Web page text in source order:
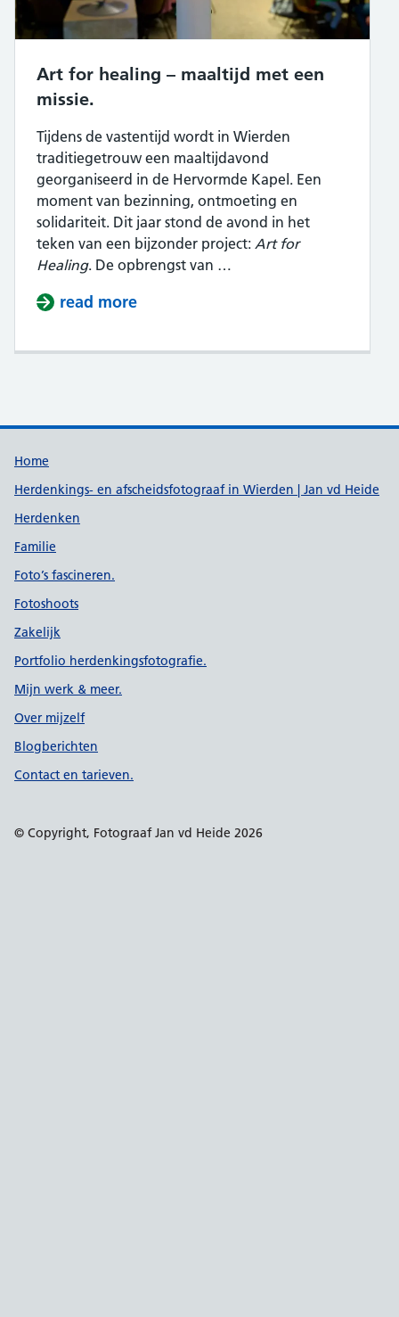
Art for healing – maaltijd met een
missie.
Tijdens de vastentijd wordt in Wierden
traditiegetrouw een maaltijdavond
georganiseerd in de Hervormde Kapel. Een
moment van bezinning, ontmoeting en
solidariteit. Dit jaar stond de avond in het
teken van een bijzonder project: Art for
Healing. De opbrengst van …
read more
Support links
Home
Herdenkings- en afscheidsfotograaf in Wierden | Jan vd Heide
Herdenken
Familie
Foto’s fascineren.
Fotoshoots
Zakelijk
Portfolio herdenkingsfotografie.
Mijn werk & meer.
Over mijzelf
Blogberichten
Contact en tarieven.
© Copyright, Fotograaf Jan vd Heide 2026